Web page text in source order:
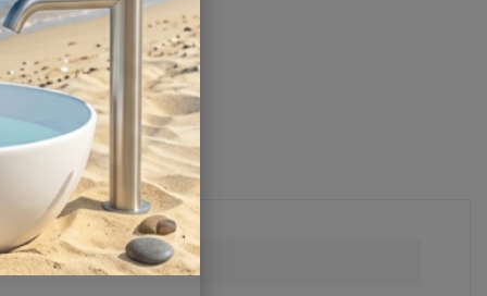
Другие характеристики
Поделиться